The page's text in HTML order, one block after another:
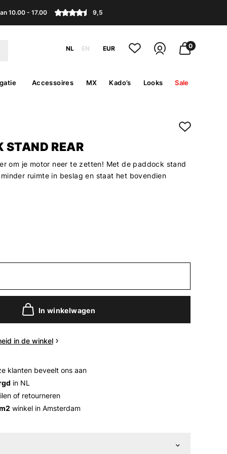
10.00 - 17.00 9,5
NL EN EUR 0
Accessoires MX Kado’s Looks Sale
STAND REAR
om je motor neer te zetten! Met de paddock stand
ruimte in beslag en staat het bovendien
In winkelwagen
in de winkel
klanten beveelt ons aan
in NL
of retourneren
winkel in Amsterdam